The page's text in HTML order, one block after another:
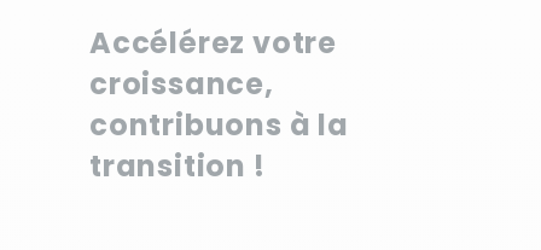
Accélérez votre
croissance,
contribuons à la
transition !